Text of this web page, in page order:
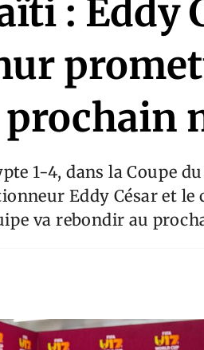
: Eddy
1-4, dans la Coupe du
Eddy César et
va rebondir au